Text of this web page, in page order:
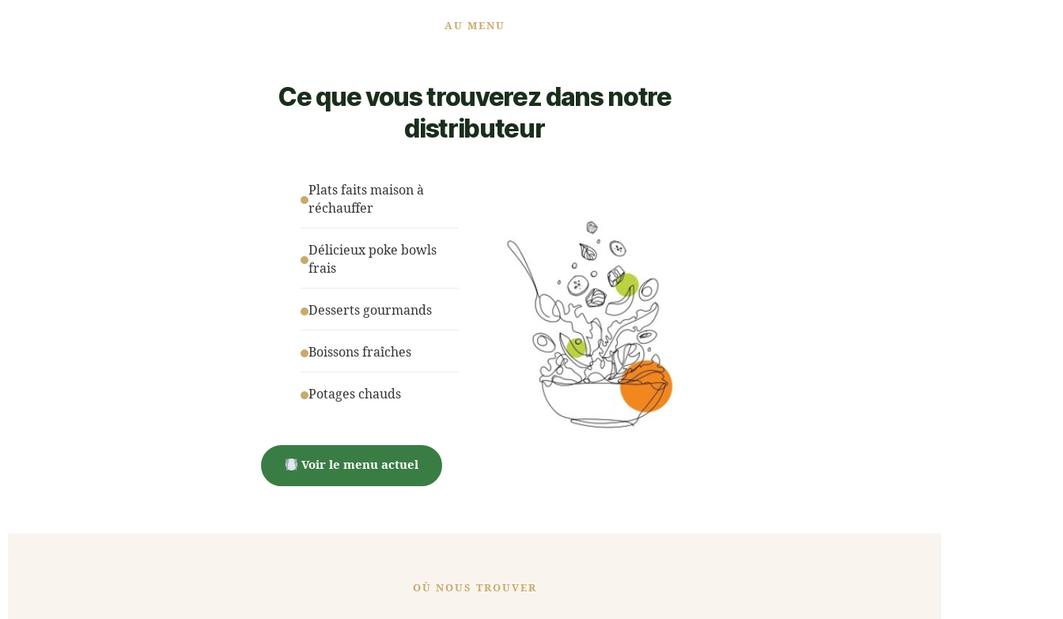
AU MENU
Ce que vous trouverez dans notre
distributeur
Plats faits maison à
réchauffer
Délicieux poke bowls
frais
Desserts gourmands
Boissons fraîches
Potages chauds
Voir le menu actuel
OÙ NOUS TROUVER